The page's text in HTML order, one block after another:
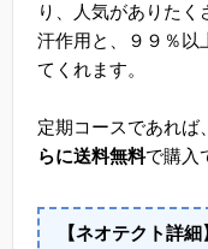
り、人気がありたく
汗作用と、９９％以
てくれます。
定期コースであれば、
らに送料無料で購入
【ネオテクト詳細